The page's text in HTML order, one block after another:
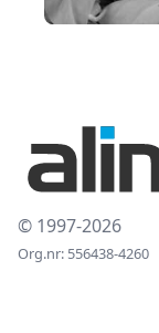
© 1997-2026
Org.nr: 556438-4260